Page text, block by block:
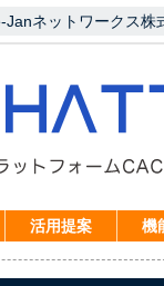
Janネットワークス株
活用提案 機